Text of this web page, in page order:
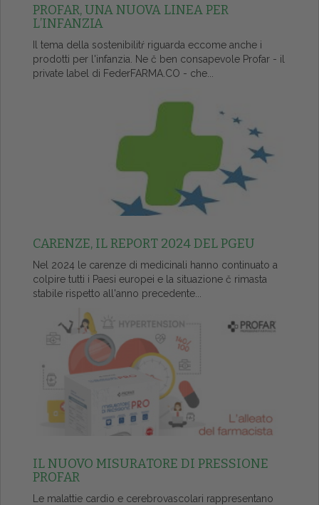
PROFAR, UNA NUOVA LINEA PER
L’INFANZIA
Il tema della sostenibilitŕ riguarda eccome anche i
prodotti per l'infanzia. Ne č ben consapevole Profar - il
private label di FederFARMA.CO - che...
CARENZE, IL REPORT 2024 DEL PGEU
Nel 2024 le carenze di medicinali hanno continuato a
colpire tutti i Paesi europei e la situazione č rimasta
stabile rispetto all'anno precedente...
IL NUOVO MISURATORE DI PRESSIONE
PROFAR
Le malattie cardio e cerebrovascolari rappresentano